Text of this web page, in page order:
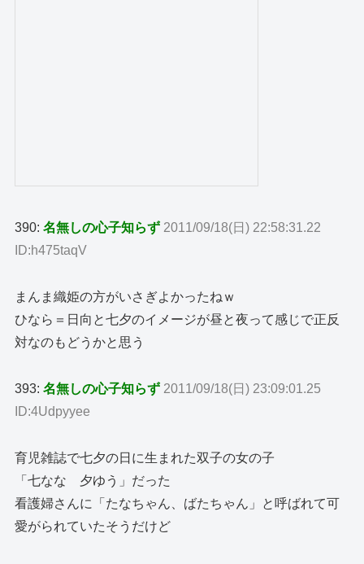
390:名無しの心子知らず 2011/09/18(日) 22:58:31.22
ID:h475taqV
まんま織姫の方がいさぎよかったねｗ
ひなら＝日向と七夕のイメージが昼と夜って感じで正反
対なのもどうかと思う
393:名無しの心子知らず 2011/09/18(日) 23:09:01.25
ID:4Udpyyee
育児雑誌で七夕の日に生まれた双子の女の子
「七なな 夕ゆう」だった
看護婦さんに「たなちゃん、ばたちゃん」と呼ばれて可
愛がられていたそうだけど